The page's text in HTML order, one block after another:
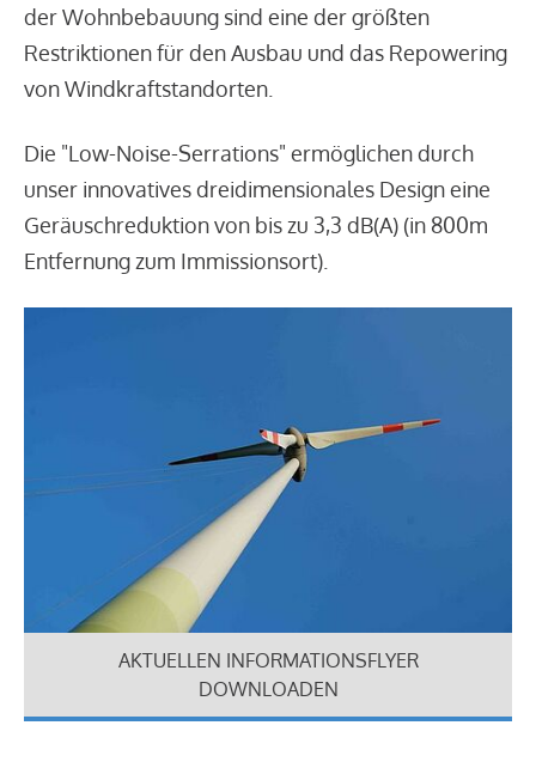
der Wohnbebauung sind eine der größten
Restriktionen für den Ausbau und das Repowering
von Windkraftstandorten.
Die "Low-Noise-Serrations" ermöglichen durch
unser innovatives dreidimensionales Design eine
Geräuschreduktion von bis zu 3,3 dB(A) (in 800m
Entfernung zum Immissionsort).
AKTUELLEN INFORMATIONSFLYER
DOWNLOADEN